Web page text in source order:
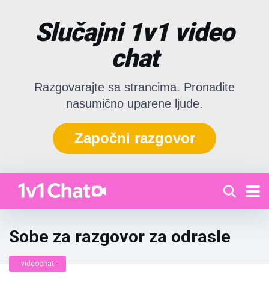
Slučajni 1v1 video
chat
Razgovarajte sa strancima. Pronađite
nasumično uparene ljude.
Započni razgovor
Sobe za razgovor za odrasle
videochat